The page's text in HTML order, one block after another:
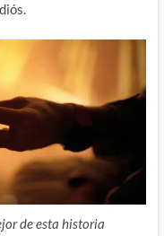
de esta historia